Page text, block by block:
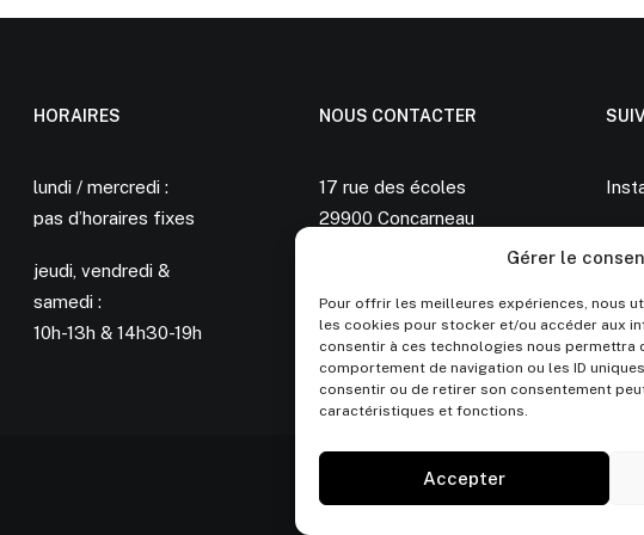
Gérer le
Pour offrir les meilleures expériences, nous
les cookies pour stocker et/ou accéder aux
consentir à ces technologies nous
comportement de navigation ou les ID
consentir ou de retirer son consentement
caractéristiques et fonctions.
Accepter
HORAIRES
lundi / mercredi :
pas d’horaires fixes
jeudi, vendredi &
samedi :
10h-13h & 14h30-19h
NOUS CONTACTER
17 rue des écoles
29900 Concarneau
aurelie.blanz@gmail.com
Mentions légales